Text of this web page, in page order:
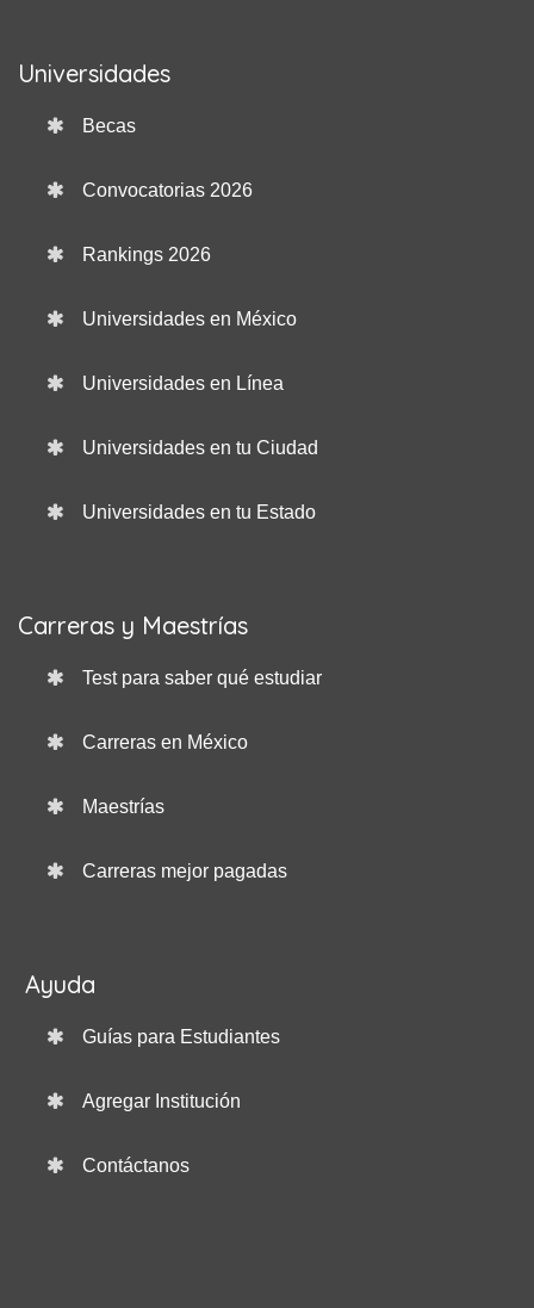
Universidades
Becas
Convocatorias 2026
Rankings 2026
Universidades en México
Universidades en Línea
Universidades en tu Ciudad
Universidades en tu Estado
Carreras y Maestrías
Test para saber qué estudiar
Carreras en México
Maestrías
Carreras mejor pagadas
Ayuda
Guías para Estudiantes
Agregar Institución
Contáctanos